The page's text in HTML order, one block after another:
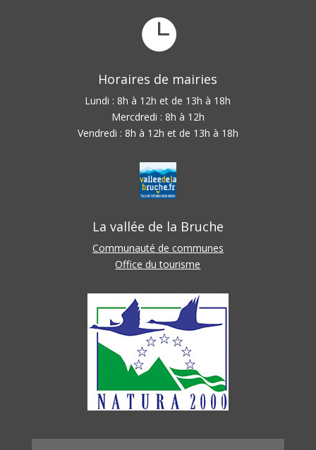

Horaires de mairies
Lundi : 8h à 12h et de 13h à 18h
Mercdredi : 8h à 12h
Vendredi : 8h à 12h et de 13h à 18h
La vallée de la Bruche
Communauté de communes
Office du tourisme